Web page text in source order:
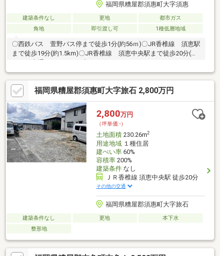
福岡県糟屋郡須惠町大字須惠
建築条件なし 更地
都市ガス
角地
即引渡し可 1種低層地域
〇西鉄バス 萱野バス停まで徒歩1分(約56ｍ)〇JR香椎線 須恵駅
まで徒歩19分(約1.5km)〇JR香椎線 須恵中央駅まで徒歩20分(約
福岡県糟屋郡須惠町大字旅石 2,800万円
2,800万円
（坪単価:-）
土地面積230.26m2
用途地域１種住居
建ぺい率60%
容積率200%
建築条件なし
ＪＲ香椎線 須恵中央駅 徒歩20分
その他の交通
福岡県糟屋郡須惠町大字旅石
建築条件なし 更地
本下水
整形地